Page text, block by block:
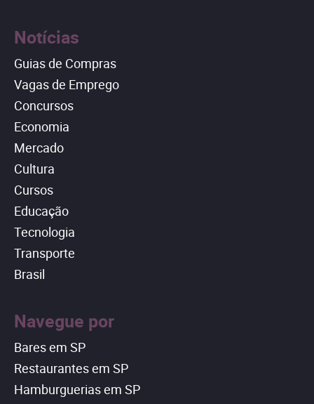
Notícias
Guias de Compras
Vagas de Emprego
Concursos
Economia
Mercado
Cultura
Cursos
Educação
Tecnologia
Transporte
Brasil
Navegue por
Bares em SP
Restaurantes em SP
Hamburguerias em SP